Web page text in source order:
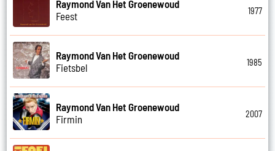
Raymond Van Het Groenewoud
Feest
1977
Raymond Van Het Groenewoud
Fietsbel
1985
Raymond Van Het Groenewoud
Firmin
2007